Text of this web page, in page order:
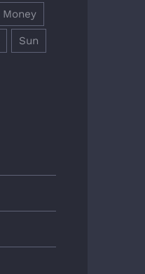
Money
Sun